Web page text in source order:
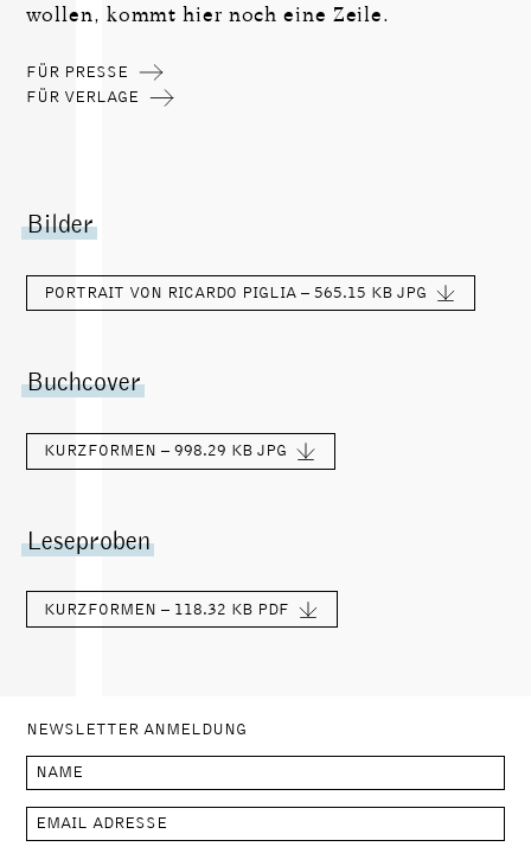
wollen, kommt hier noch eine Zeile.
FÜR PRESSE
FÜR VERLAGE
Bilder
PORTRAIT VON RICARDO PIGLIA – 565.15 KB JPG
Buchcover
KURZFORMEN – 998.29 KB JPG
Leseproben
KURZFORMEN – 118.32 KB PDF
NEWSLETTER ANMELDUNG